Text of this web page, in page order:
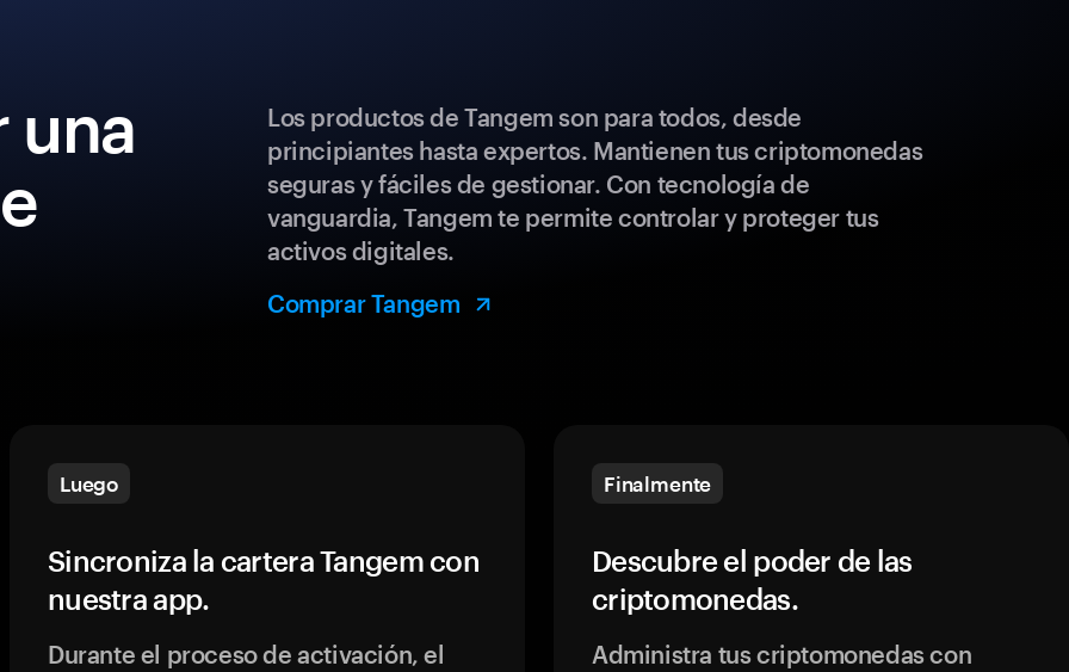
una
Los productos de Tangem son para todos, desde
principiantes hasta expertos. Mantienen tus criptomonedas
seguras y fáciles de gestionar. Con tecnología de
vanguardia, Tangem te permite controlar y proteger tus
activos digitales.
Comprar Tangem
Luego
Sincroniza la cartera Tangem con
nuestra app.
Durante el proceso de activación, el
Finalmente
Descubre el poder de las
criptomonedas.
Administra tus criptomonedas con